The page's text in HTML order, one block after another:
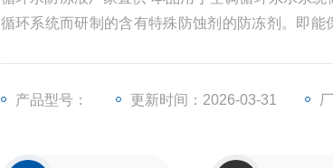
循环系统而研制的含有特殊防蚀剂的防冻剂。即
损的危险，这
产品型号： 更新时间：2026-03-31